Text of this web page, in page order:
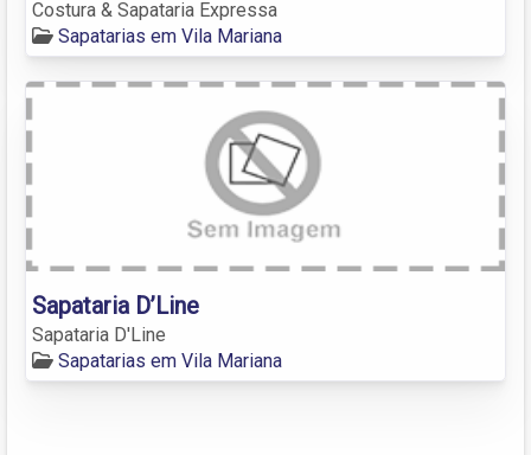
Costura & Sapataria Expressa
Sapatarias em Vila Mariana
Sapataria D’Line
Sapataria D'Line
Sapatarias em Vila Mariana